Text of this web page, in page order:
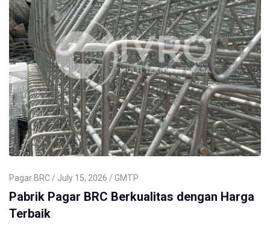
Pagar BRC July 15, 2026 GMTP
Pabrik Pagar BRC Berkualitas dengan Harga
Terbaik